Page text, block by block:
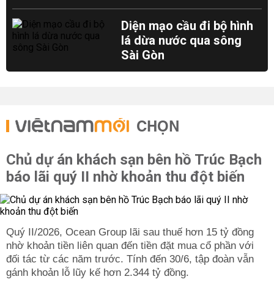
Diện mạo cầu đi bộ hình
lá dừa nước qua sông
Sài Gòn
CHỌN
Chủ dự án khách sạn bên hồ Trúc Bạch
báo lãi quý II nhờ khoản thu đột biến
Quý II/2026, Ocean Group lãi sau thuế hơn 15 tỷ đồng
nhờ khoản tiền liên quan đến tiền đặt mua cổ phần với
đối tác từ các năm trước. Tính đến 30/6, tập đoàn vẫn
gánh khoản lỗ lũy kế hơn 2.344 tỷ đồng.